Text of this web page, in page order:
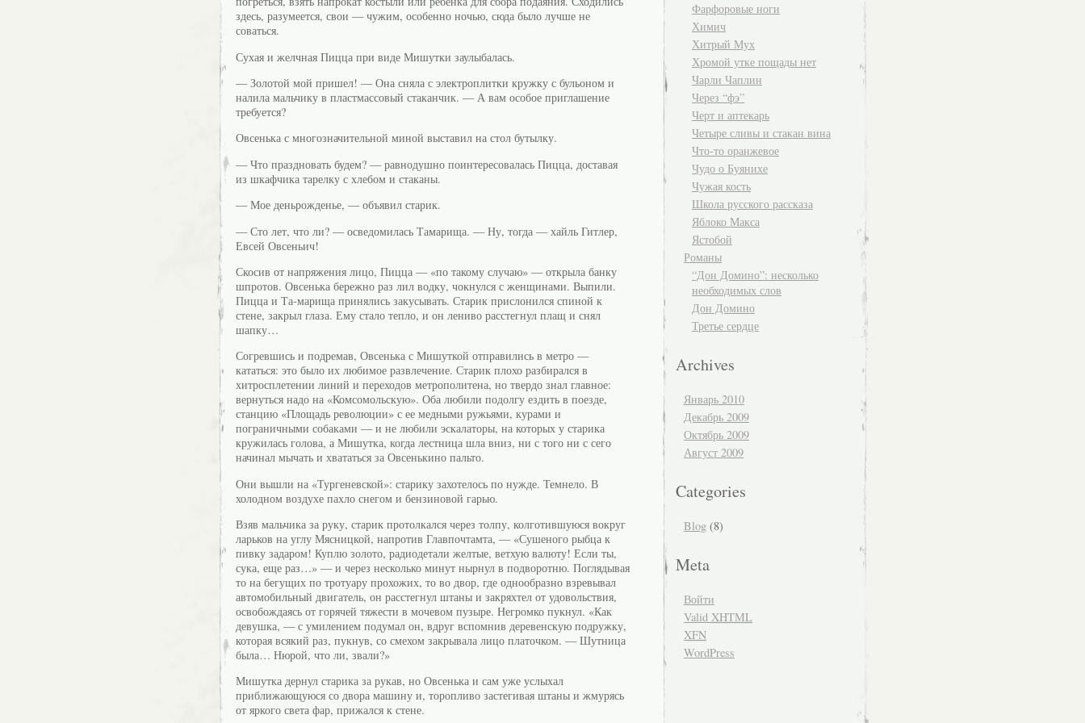
здесь, разумеется, свои — чужим, особенно ночью, сюда было лучше не
соваться.
Сухая и желчная Пицца при виде Мишутки заулыбалась.
— Золотой мой пришел! — Она сняла с электроплитки кружку с бульоном и
налила мальчику в пластмассовый стаканчик. — А вам особое приглашение
требуется?
Овсенька с многозначительной миной выставил на стол бутылку.
— Что праздновать будем? — равнодушно поинтересовалась Пицца, доставая
из шкафчика тарелку с хлебом и стаканы.
— Мое деньрожденье, — объявил старик.
— Сто лет, что ли? — осведомилась Тамарища. — Ну, тогда — хайль Гитлер,
Евсей Овсеньич!
Скосив от напряжения лицо, Пицца — «по такому случаю» — открыла банку
шпротов. Овсенька бережно раз лил водку, чокнулся с женщинами. Выпили.
Пицца и Та-марища принялись закусывать. Старик прислонился спиной к
стене, закрыл глаза. Ему стало тепло, и он лениво расстегнул плащ и снял
шапку…
Согревшись и подремав, Овсенька с Мишуткой отправились в метро —
кататься: это было их любимое развлечение. Старик плохо разбирался в
хитросплетении линий и переходов метрополитена, но твердо знал главное:
вернуться надо на «Комсомольскую». Оба любили подолгу ездить в поезде,
станцию «Площадь революции» с ее медными ружьями, курами и
пограничными собаками — и не любили эскалаторы, на которых у старика
кружилась голова, а Мишутка, когда лестница шла вниз, ни с того ни с сего
начинал мычать и хвататься за Овсенькино пальто.
Они вышли на «Тургеневской»: старику захотелось по нужде. Темнело. В
холодном воздухе пахло снегом и бензиновой гарью.
Взяв мальчика за руку, старик протолкался через толпу, колготившуюся вокруг
ларьков на углу Мясницкой, напротив Главпочтамта, — «Сушеного рыбца к
пивку задаром! Куплю золото, радиодетали желтые, ветхую валюту! Если ты,
сука, еще раз…» — и через несколько минут нырнул в подворотню. Поглядывая
то на бегущих по тротуару прохожих, то во двор, где однообразно взревывал
автомобильный двигатель, он расстегнул штаны и закряхтел от удовольствия,
освобождаясь от горячей тяжести в мочевом пузыре. Негромко пукнул. «Как
девушка, — с умилением подумал он, вдруг вспомнив деревенскую подружку,
которая всякий раз, пукнув, со смехом закрывала лицо платочком. — Шутница
была… Нюрой, что ли, звали?»
Мишутка дернул старика за рукав, но Овсенька и сам уже услыхал
приближающуюся со двора машину и, торопливо застегивая штаны и жмурясь
от яркого света фар, прижался к стене.
Фарфоровые ноги
Химич
Хитрый Мух
Хромой утке пощады нет
Чарли Чаплин
Через “фэ”
Черт и аптекарь
Четыре сливы и стакан вина
Что-то оранжевое
Чудо о Буянихе
Чужая кость
Школа русского рассказа
Яблоко Макса
Ястобой
Романы
“Дон Домино”: несколько
необходимых слов
Дон Домино
Третье сердце
Archives
Январь 2010
Декабрь 2009
Октябрь 2009
Август 2009
Categories
Blog (8)
Meta
Войти
Valid XHTML
XFN
WordPress